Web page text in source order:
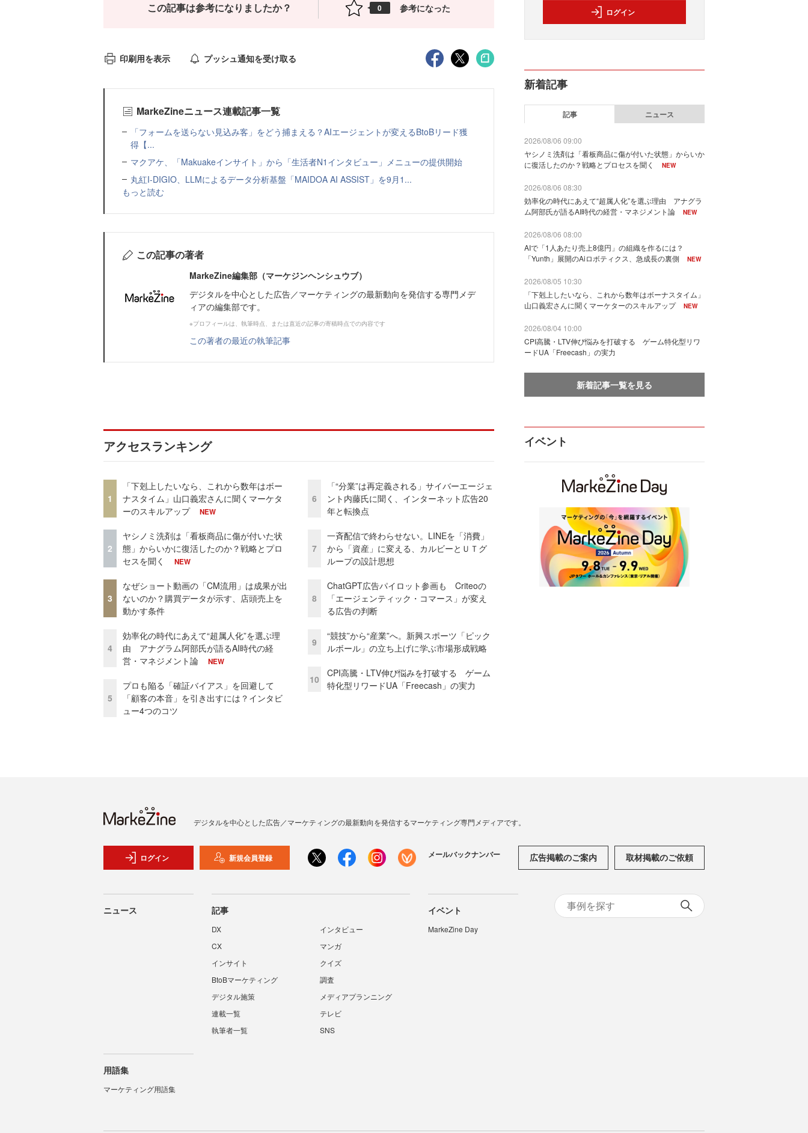
この記事は参考になりましたか？ 0 参考になった
印刷用を表示 プッシュ通知を受け取る
MarkeZineニュース連載記事一覧
「フォームを送らない見込み客」をどう捕まえる？AIエージェントが変えるBtoBリード獲
得【...
マクアケ、「Makuakeインサイト」から「生活者N1インタビュー」メニューの提供開始
丸紅I-DIGIO、LLMによるデータ分析基盤「MAIDOA AI ASSIST」を9月1...
もっと読む
この記事の著者
MarkeZine編集部（マーケジンヘンシュウブ）
デジタルを中心とした広告／マーケティングの最新動向を発信する専門メデ
ィアの編集部です。
※プロフィールは、執筆時点、または直近の記事の寄稿時点での内容です
この著者の最近の執筆記事
アクセスランキング
1
「下剋上したいなら、これから数年はボー
ナスタイム」山口義宏さんに聞くマーケタ
ーのスキルアップ
NEW
2
ヤシノミ洗剤は「看板商品に傷が付いた状
態」からいかに復活したのか？戦略とプロ
セスを聞く
NEW
3
なぜショート動画の「CM流用」は成果が出
ないのか？購買データが示す、店頭売上を
動かす条件
4
効率化の時代にあえて“超属人化”を選ぶ理
由 アナグラム阿部氏が語るAI時代の経
営・マネジメント論
NEW
5
プロも陥る「確証バイアス」を回避して
「顧客の本音」を引き出すには？インタビ
ュー4つのコツ
6
「“分業”は再定義される」サイバーエージェ
ント内藤氏に聞く、インターネット広告20
年と転換点
7
一斉配信で終わらせない。LINEを「消費」
から「資産」に変える、カルビーとＵＴグ
ループの設計思想
8
ChatGPT広告パイロット参画も Criteoの
「エージェンティック・コマース」が変え
る広告の判断
9
“競技”から“産業”へ。新興スポーツ「ピック
ルボール」の立ち上げに学ぶ市場形成戦略
10
CPI高騰・LTV伸び悩みを打破する ゲーム
特化型リワードUA「Freecash」の実力
ログイン
新着記事
記事 ニュース
2026/08/06 09:00
ヤシノミ洗剤は「看板商品に傷が付いた状態」からいか
に復活したのか？戦略とプロセスを聞く
NEW
2026/08/06 08:30
効率化の時代にあえて“超属人化”を選ぶ理由 アナグラ
ム阿部氏が語るAI時代の経営・マネジメント論
NEW
2026/08/06 08:00
AIで「1人あたり売上8億円」の組織を作るには？
「Yunth」展開のAiロボティクス、急成長の裏側
NEW
2026/08/05 10:30
「下剋上したいなら、これから数年はボーナスタイム」
山口義宏さんに聞くマーケターのスキルアップ
NEW
2026/08/04 10:00
CPI高騰・LTV伸び悩みを打破する ゲーム特化型リワ
ードUA「Freecash」の実力
新着記事一覧を見る
イベント
デジタルを中心とした広告／マーケティングの最新動向を発信するマーケティング専門メディアです。
ログイン 新規会員登録 メールバックナンバー 広告掲載のご案内 取材掲載のご依頼
ニュース 記事
DX
インタビュー
CX
マンガ
インサイト
クイズ
BtoBマーケティング
調査
デジタル施策
メディアプランニング
連載一覧
テレビ
執筆者一覧
SNS
イベント
MarkeZine Day
用語集
マーケティング用語集